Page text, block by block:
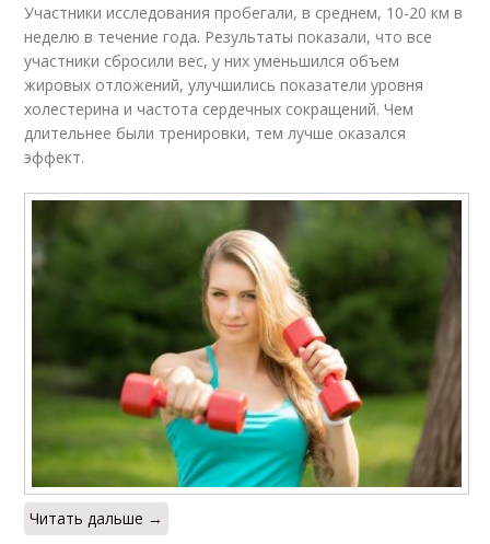
Участники исследования пробегали, в среднем, 10-20 км в
неделю в течение года. Результаты показали, что все
участники сбросили вес, у них уменьшился объем
жировых отложений, улучшились показатели уровня
холестерина и частота сердечных сокращений. Чем
длительнее были тренировки, тем лучше оказался
эффект.
Читать дальше →